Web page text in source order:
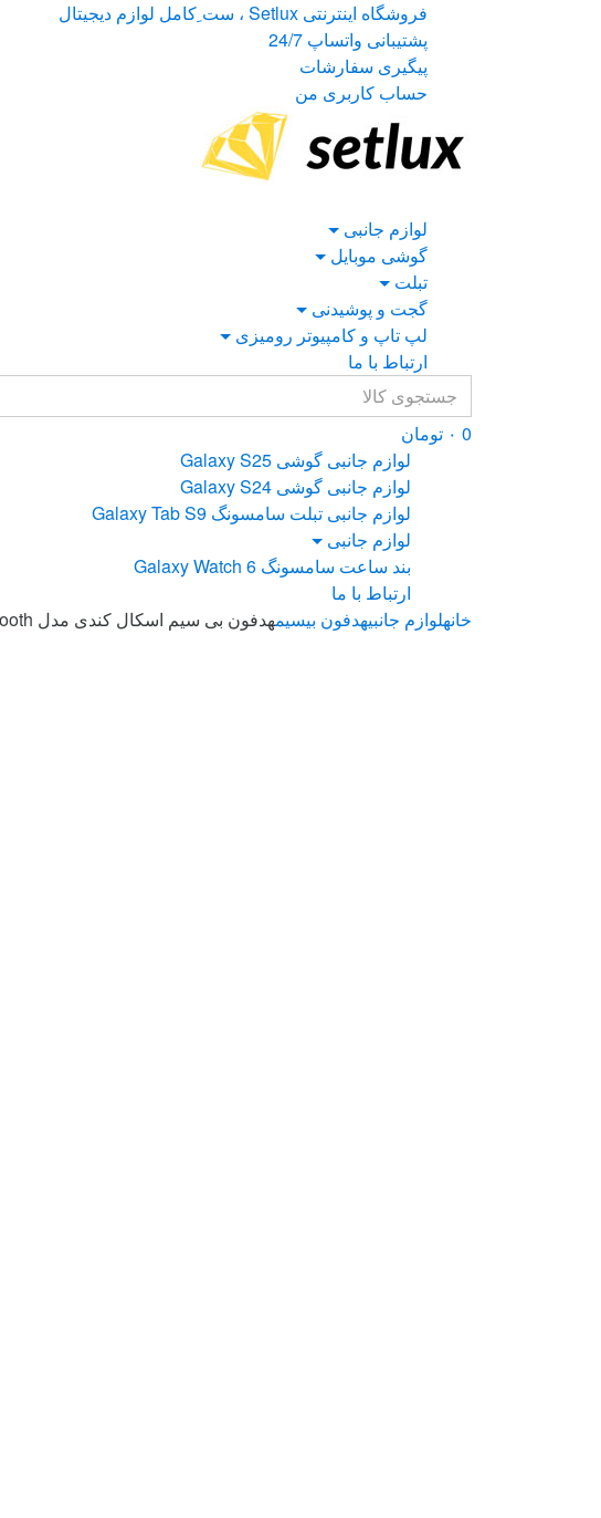
فروشگاه اینترنتی Setlux ، ست ِکامل لوازم دیجیتال
پشتیبانی واتساپ 24/7
پیگیری سفارشات
حساب کاربری من
لوازم جانبی
گوشی موبایل
تبلت
گجت و پوشیدنی
لپ تاپ و کامپیوتر رومیزی
ارتباط با ما
for:
0 ۰ تومان
لوازم جانبی گوشی Galaxy S25
لوازم جانبی گوشی Galaxy S24
لوازم جانبی تبلت سامسونگ Galaxy Tab S9
لوازم جانبی
بند ساعت سامسونگ Galaxy Watch 6
ارتباط با ما
خانهلوازم جانبیهدفون بیسیمهدفون بی سیم اسکال کندی مدل Sesh True Bluetooth